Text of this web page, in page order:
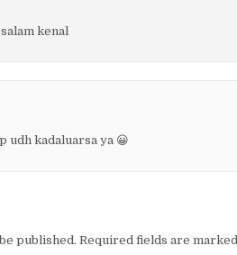
kenal
udh kadaluarsa ya 😀
published. Required fields are marked